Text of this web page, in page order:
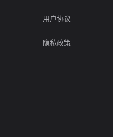
用户协议
隐私政策